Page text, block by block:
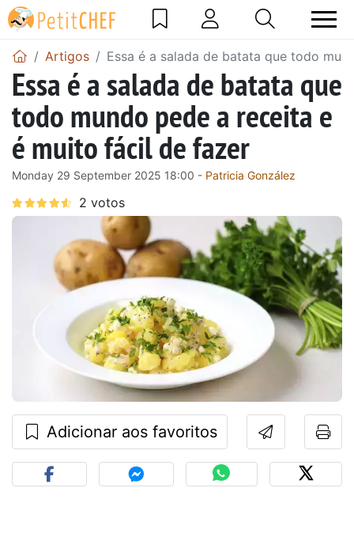
Artigos Essa é a salada de batata que todo
Essa é a salada de batata que
todo mundo pede a receita e
é muito fácil de fazer
Monday 29 September 2025 18:00 - Patricia González
Adicionar aos favoritos